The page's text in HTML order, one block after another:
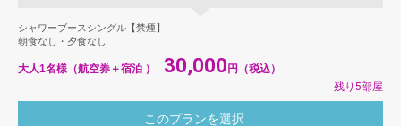
シャワーブースシングル【禁煙】
朝食なし・夕食なし
大人1名様（航空券＋宿泊 ） 30,000円（税込）
残り5部屋